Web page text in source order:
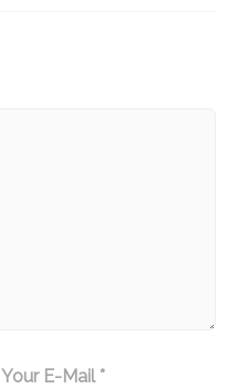
Your E-Mail *